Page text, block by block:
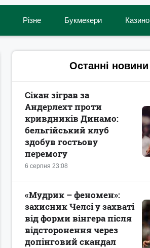
Різне Букмекери Казино
Останні новини
6 серпня 23:08
Сікан зіграв за
Андерлехт проти
кривдників Динамо:
бельгійський клуб
здобув гостьову
перемогу
«Мудрик – феномен»:
захисник Челсі у захваті
від форми вінгера після
відсторонення через
допінговий скандал